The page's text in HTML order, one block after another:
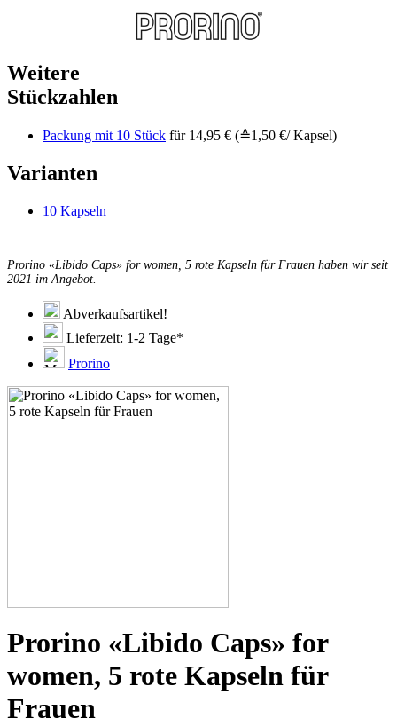
Weitere
Stückzahlen
Packung mit 10 Stück für 14,95 € (≙1,50 €/ Kapsel)
Varianten
10 Kapseln
Prorino «Libido Caps» for women, 5 rote Kapseln für Frauen haben wir seit
2021 im Angebot.
Abverkaufsartikel!
Lieferzeit: 1-2 Tage*
Prorino
Prorino «Libido Caps» for
women, 5 rote Kapseln für
Frauen